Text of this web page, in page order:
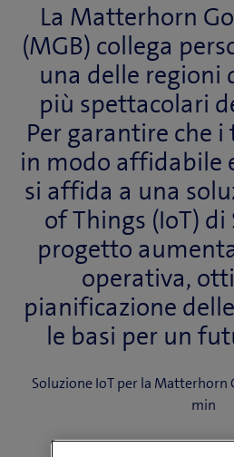
La Matterhorn
(MGB) collega
una delle regioni
più spettacolari
Per garantire che
in modo affidabile
si affida a una
of Things (IoT) di
progetto
operativa,
pianificazione
le basi per un
Soluzione IoT per la
min